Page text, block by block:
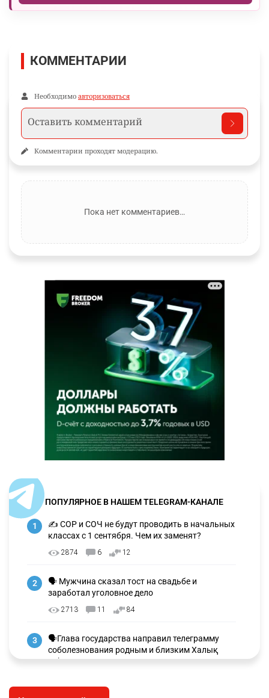
КОММЕНТАРИИ
Необходимо авторизоваться
Комментарии проходят модерацию.
Пока нет комментариев…
ПОПУЛЯРНОЕ В НАШЕМ TELEGRAM-КАНАЛЕ
1
✍️ СОР и СОЧ не будут проводить в начальных
классах с 1 сентября. Чем их заменят?
2874 6 12
2
🗣 Мужчина сказал тост на свадьбе и
заработал уголовное дело
2713 11 84
3
🗣Глава государства направил телеграмму
соболезнования родным и близким Халық
қаһарманы Ивана Гапича